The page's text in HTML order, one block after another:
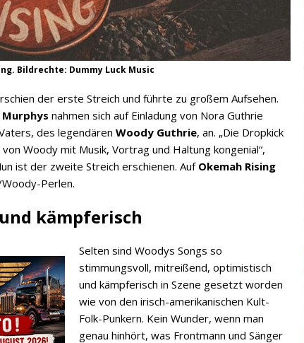
Bildrechte: Dummy Luck Music
der erste Streich und führte zu großem Aufsehen.
nahmen sich auf Einladung von Nora Guthrie
des legendären Woody Guthrie, an. „Die Dropkick
Woody mit Musik, Vortrag und Haltung kongenial“,
ist der zweite Streich erschienen. Auf Okemah Rising
Perlen.
kämpferisch
Selten sind Woodys Songs so
stimmungsvoll, mitreißend, optimistisch
und kämpferisch in Szene gesetzt worden
wie von den irisch-amerikanischen Kult-
Folk-Punkern. Kein Wunder, wenn man
genau hinhört, was Frontmann und Sänger